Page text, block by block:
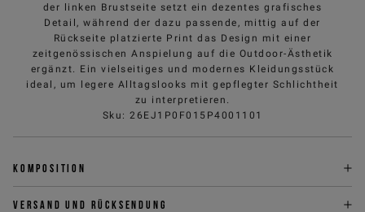
der linken Brustseite setzt ein dezentes grafisches
Detail, während der dazu passende, mittig auf der
Rückseite platzierte Print das Design mit einer
zeitgenössischen Anspielung auf die Outdoor-Ästhetik
ergänzt. Ein vielseitiges und modernes Kleidungsstück
ideal, um legere Alltagslooks mit gepflegter Schlichtheit
zu interpretieren.
Sku : 26EJ1P0F015P4001101
Komposition
Versand und Rücksendung